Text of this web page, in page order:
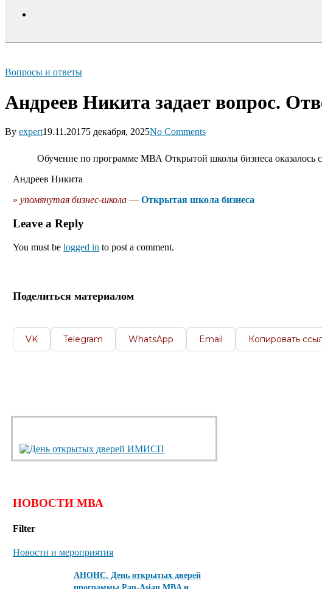
Вопросы и ответы
Андреев Никита задает вопрос.
By expert19.11.20175 декабря, 2025No Comments
Обучение по программе МВА Открытой школы бизнеса
Андреев Никита
»упомянутая бизнес-школа — Открытая школа бизнеса
Leave a Reply
You must belogged in to post a comment.
Поделиться материалом
VK Telegram WhatsApp Email Копировать
НОВОСТИ МВА
Filter
Новости и мероприятия
АНОНС. День открытых дверей
программы Pan-Asian MBA и